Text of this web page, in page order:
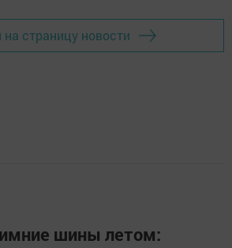
на страницу новости
шины летом: